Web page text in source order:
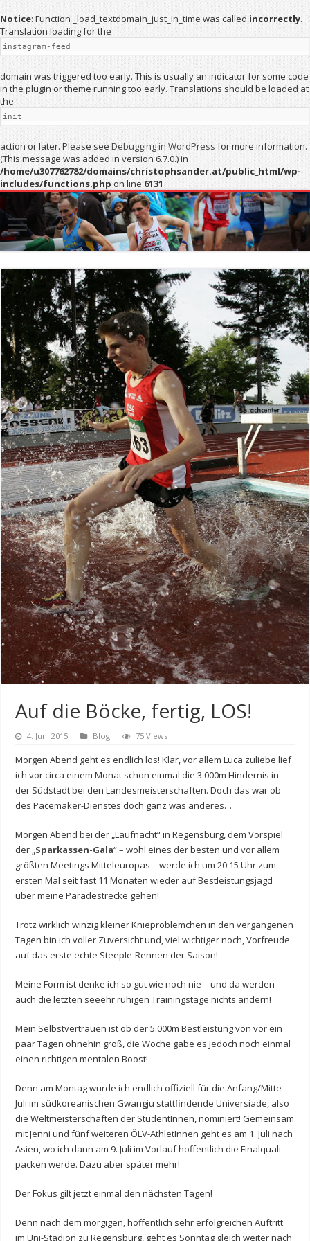
Notice: Function _load_textdomain_just_in_time was calledincorrectly.
Translation loading for the
instagram-feed
domain was triggered too early. This is usually an indicator for some code
in the plugin or theme running too early. Translations should be loaded at
the
init
action or later. Please seeDebugging in WordPress for more information.
(This message was added in version 6.7.0.) in
/home/u307762782/domains/christophsander.at/public_html/wp-
includes/functions.phpon line 6131
Auf die Böcke, fertig, LOS!
4. Juni 2015 Blog 75 Views
Morgen Abend geht es endlich los! Klar, vor allem Luca zuliebe lief
ich vor circa einem Monat schon einmal die 3.000m Hindernis in
der Südstadt bei den Landesmeisterschaften. Doch das war ob
des Pacemaker-Dienstes doch ganz was anderes…
Morgen Abend bei der „Laufnacht“ in Regensburg, dem Vorspiel
der „Sparkassen-Gala“ – wohl eines der besten und vor allem
größten Meetings Mitteleuropas – werde ich um 20:15 Uhr zum
ersten Mal seit fast 11 Monaten wieder auf Bestleistungsjagd
über meine Paradestrecke gehen!
Trotz wirklich winzig kleiner Knieproblemchen in den vergangenen
Tagen bin ich voller Zuversicht und, viel wichtiger noch, Vorfreude
auf das erste echte Steeple-Rennen der Saison!
Meine Form ist denke ich so gut wie noch nie – und da werden
auch die letzten seeehr ruhigen Trainingstage nichts ändern!
Mein Selbstvertrauen ist ob der 5.000m Bestleistung von vor ein
paar Tagen ohnehin groß, die Woche gabe es jedoch noch einmal
einen richtigen mentalen Boost!
Denn am Montag wurde ich endlich offiziell für die Anfang/Mitte
Juli im südkoreanischen Gwangju stattfindende Universiade, also
die Weltmeisterschaften der StudentInnen, nominiert! Gemeinsam
mit Jenni und fünf weiteren ÖLV-AthletInnen geht es am 1. Juli nach
Asien, wo ich dann am 9. Juli im Vorlauf hoffentlich die Finalquali
packen werde. Dazu aber später mehr!
Der Fokus gilt jetzt einmal den nächsten Tagen!
Denn nach dem morgigen, hoffentlich sehr erfolgreichen Auftritt
im Uni-Stadion zu Regensburg, geht es Sonntag gleich weiter nach